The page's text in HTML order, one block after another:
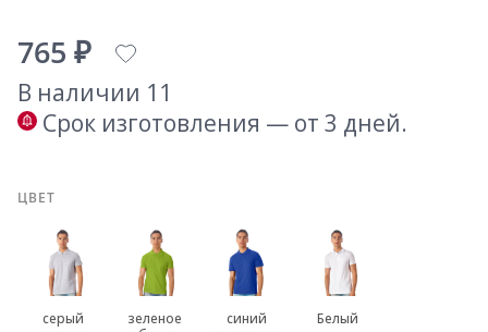
765 ₽
В наличии 11
Срок изготовления — от 3 дней.
ЦВЕТ
серый
зеленое
синий
Белый